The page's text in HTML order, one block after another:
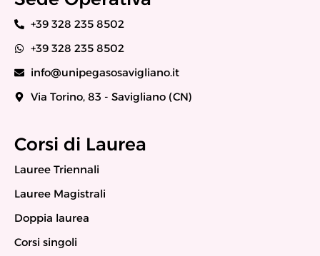
+39 328 235 8502
+39 328 235 8502
info@unipegasosavigliano.it
Via Torino, 83 - Savigliano (CN)
Corsi di Laurea
Lauree Triennali
Lauree Magistrali
Doppia laurea
Corsi singoli